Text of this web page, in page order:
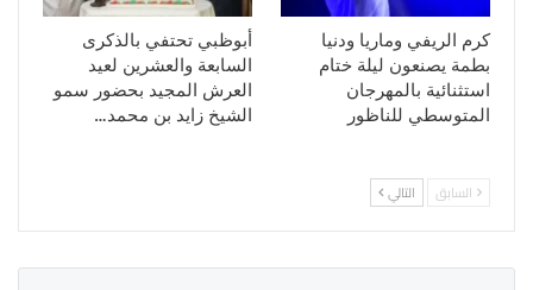
كرم الريفي وماريا ودنيا
بطمة يصنعون ليلة ختام
استثنائية بالمهرجان
المتوسطي للناظور
أبوظبي تحتفي بالذكرى
السابعة والعشرين لعيد
العرش المجيد بحضور سمو
الشيخ زايد بن محمد…
السابق التالي